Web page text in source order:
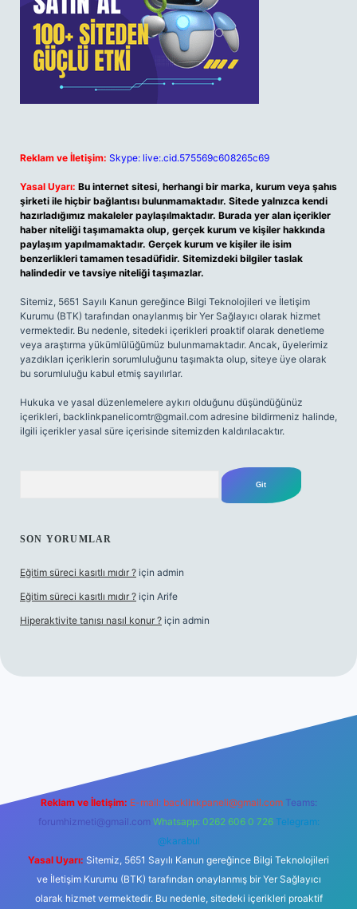
Reklam ve İletişim: Skype: live:.cid.575569c608265c69
Yasal Uyarı: Bu internet sitesi, herhangi bir marka, kurum veya şahıs
şirketi ile hiçbir bağlantısı bulunmamaktadır. Sitede yalnızca kendi
hazırladığımız makaleler paylaşılmaktadır. Burada yer alan içerikler
haber niteliği taşımamakta olup, gerçek kurum ve kişiler hakkında
paylaşım yapılmamaktadır. Gerçek kurum ve kişiler ile isim
benzerlikleri tamamen tesadüfidir. Sitemizdeki bilgiler taslak
halindedir ve tavsiye niteliği taşımazlar.
Sitemiz, 5651 Sayılı Kanun gereğince Bilgi Teknolojileri ve İletişim
Kurumu (BTK) tarafından onaylanmış bir Yer Sağlayıcı olarak hizmet
vermektedir. Bu nedenle, sitedeki içerikleri proaktif olarak denetleme
veya araştırma yükümlülüğümüz bulunmamaktadır. Ancak, üyelerimiz
yazdıkları içeriklerin sorumluluğunu taşımakta olup, siteye üye olarak
bu sorumluluğu kabul etmiş sayılırlar.
Hukuka ve yasal düzenlemelere aykırı olduğunu düşündüğünüz
içerikleri, backlinkpanelicomtr@gmail.com adresine bildirmeniz halinde,
ilgili içerikler yasal süre içerisinde sitemizden kaldırılacaktır.
SON YORUMLAR
Eğitim süreci kasıtlı mıdır ? için admin
Eğitim süreci kasıtlı mıdır ? için Arife
Hiperaktivite tanısı nasıl konur ? için admin
Reklam ve İletişim: E-mail: backlinkpaneli@gmail.com Teams:
forumhizmeti@gmail.com Whatsapp: 0262 606 0 726 Telegram:
@karabul
Yasal Uyarı: Sitemiz, 5651 Sayılı Kanun gereğince Bilgi Teknolojileri
ve İletişim Kurumu (BTK) tarafından onaylanmış bir Yer Sağlayıcı
olarak hizmet vermektedir. Bu nedenle, sitedeki içerikleri proaktif